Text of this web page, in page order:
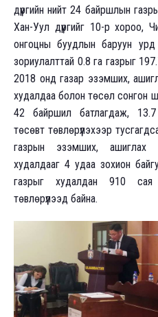
дүүргийн нийт 24 байршлын
Хан-Уул дүүргийг 10-р хороо,
онгоцны буудлын баруун урд
зориулалттай 0.8 га газрыг
2018 онд газар эзэмших,
худалдаа болон төсөл сонгон
42 байршил батлагдаж,
төсөвт төвлөрүүлэхээр
газрын эзэмших, ашиглах
худалдааг 4 удаа зохион
газрыг худалдан 910 сая
төвлөрүүлээд байна.